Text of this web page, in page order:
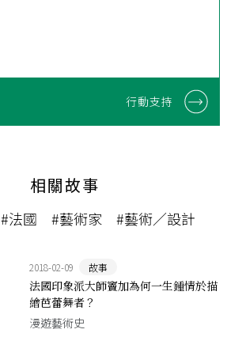
行動支持
相關故事
#法國 #藝術家 #藝術／設計
2018-02-09 故事
法國印象派大師竇加為何一生鍾情於描
繪芭蕾舞者？
漫遊藝術史